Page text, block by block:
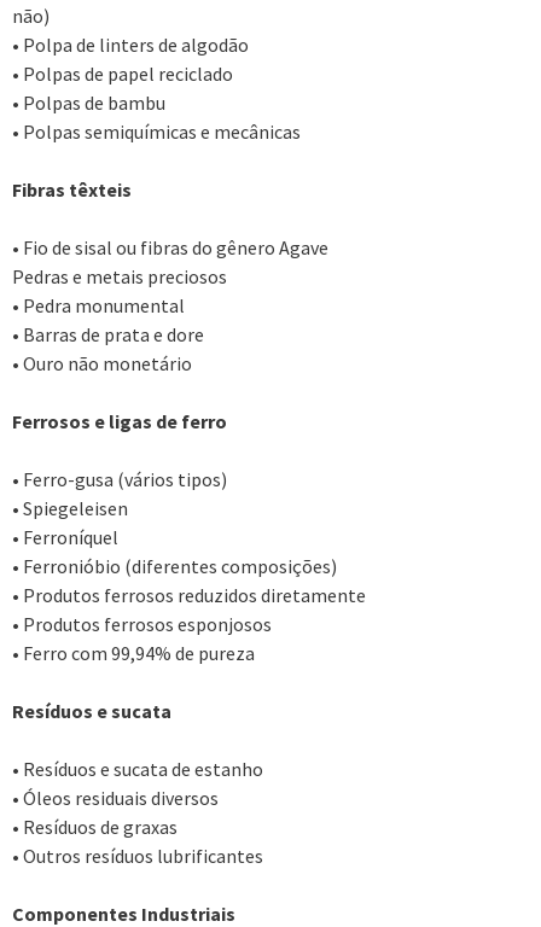
não)
• Polpa de linters de algodão
• Polpas de papel reciclado
• Polpas de bambu
• Polpas semiquímicas e mecânicas
Fibras têxteis
• Fio de sisal ou fibras do gênero Agave
Pedras e metais preciosos
• Pedra monumental
• Barras de prata e dore
• Ouro não monetário
Ferrosos e ligas de ferro
• Ferro-gusa (vários tipos)
• Spiegeleisen
• Ferroníquel
• Ferronióbio (diferentes composições)
• Produtos ferrosos reduzidos diretamente
• Produtos ferrosos esponjosos
• Ferro com 99,94% de pureza
Resíduos e sucata
• Resíduos e sucata de estanho
• Óleos residuais diversos
• Resíduos de graxas
• Outros resíduos lubrificantes
Componentes Industriais